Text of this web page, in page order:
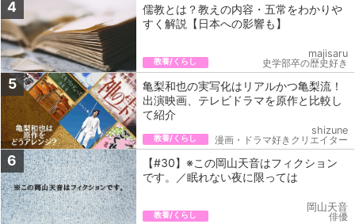
4
儒教とは？教えの内容・五常をわかりや
すく解説【日本への影響も】
教養/くらし
majisaru
史学部卒の歴史好き
5
亀梨和也の実写化はリアルかつ亀梨流！
出演映画、テレビドラマを原作と比較し
て紹介
教養/くらし
shizune
漫画・ドラマ好きクリエイター
6
【#30】※この岡山天音はフィクション
です。／眠れない夜に限っては
教養/くらし
岡山天音
俳優